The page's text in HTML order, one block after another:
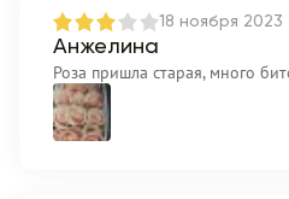
18 ноября 2023
Анжелина
Роза пришла старая, много